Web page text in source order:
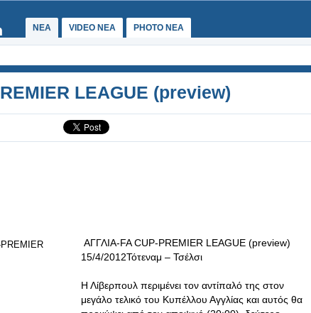
ΝΕΑ VIDEO NEA PHOTO NEA
LEAGUE (preview)
ΑΓΓΛΙΑ-FA CUP-PREMIER LEAGUE (preview)
15/4/2012Τότεναμ – Τσέλσι
Η Λίβερπουλ περιμένει τον αντίπαλό της στον
μεγάλο τελικό του Κυπέλλου Αγγλίας και αυτός θα